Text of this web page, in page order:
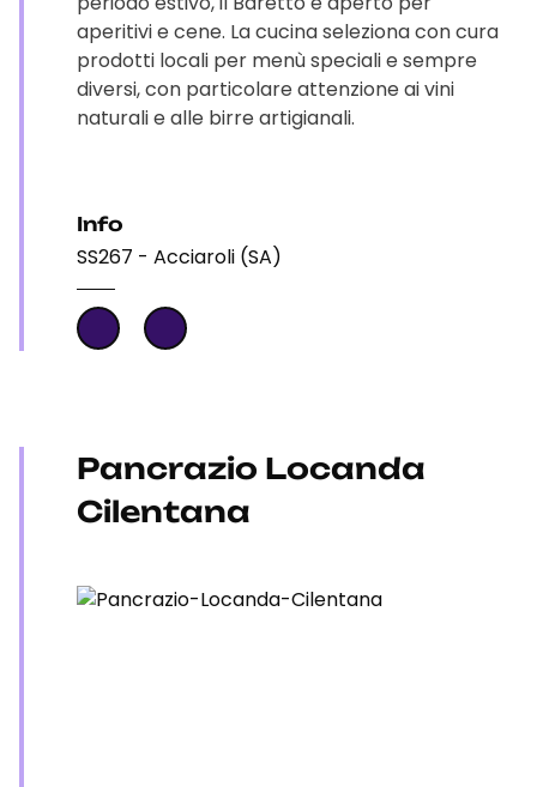
aperitivi e cene. La cucina seleziona con cura
prodotti locali per menù speciali e sempre
diversi, con particolare attenzione ai vini
naturali e alle birre artigianali.
Info
SS267 - Acciaroli (SA)
Pancrazio Locanda
Cilentana